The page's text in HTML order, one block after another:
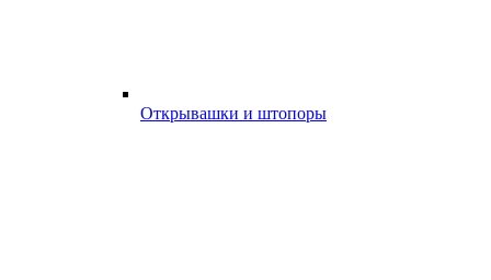
Открывашки и штопоры